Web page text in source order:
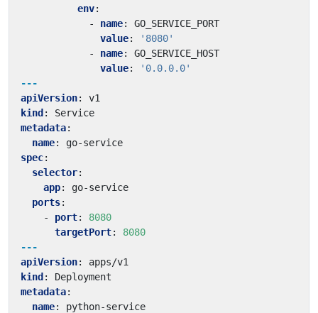
env:
- name:
GO_SERVICE_PORT
value:
'8080'
- name:
GO_SERVICE_HOST
value:
'0.0.0.0'
---
apiVersion:
v1
kind :
Service
metadata:
name:
go-service
spec:
selector:
app:
go-service
ports:
- port:
8080
targetPort:
8080
---
apiVersion:
apps/v1
kind :
Deployment
metadata:
name:
python-service